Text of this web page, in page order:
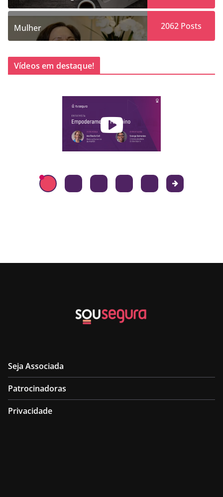
Mulher 2062 Posts
Vídeos em destaque!
Seja Associada
Patrocinadoras
Privacidade